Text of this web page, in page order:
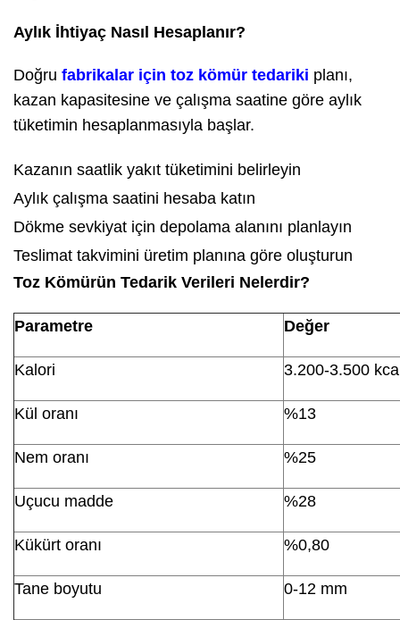
Aylık İhtiyaç Nasıl Hesaplanır?
Doğru fabrikalar için toz kömür tedariki planı,
kazan kapasitesine ve çalışma saatine göre aylık
tüketimin hesaplanmasıyla başlar.
Kazanın saatlik yakıt tüketimini belirleyin
Aylık çalışma saatini hesaba katın
Dökme sevkiyat için depolama alanını planlayın
Teslimat takvimini üretim planına göre oluşturun
Toz Kömürün Tedarik Verileri Nelerdir?
Parametre Değer
Kalori 3.200-3.500
Kül oranı %13
Nem oranı %25
Uçucu madde %28
Kükürt oranı %0,80
Tane boyutu 0-12 mm